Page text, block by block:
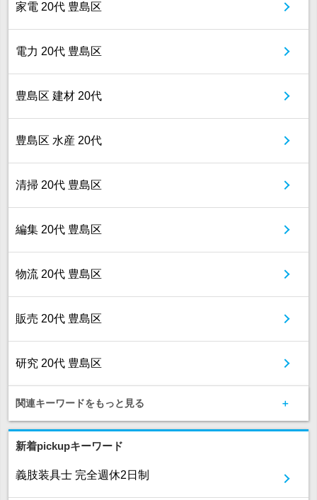
家電 20代 豊島区
電力 20代 豊島区
豊島区 建材 20代
豊島区 水産 20代
清掃 20代 豊島区
編集 20代 豊島区
物流 20代 豊島区
販売 20代 豊島区
研究 20代 豊島区
関連キーワードをもっと見る
新着pickupキーワード
義肢装具士 完全週休2日制